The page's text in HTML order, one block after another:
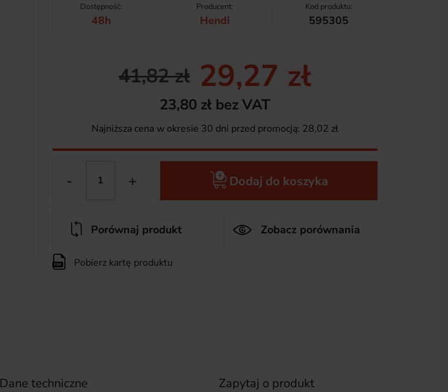
Dostępność:
48h
Producent:
Hendi
Kod produktu:
595305
41,82 zł 29,27 zł
23,80 zł bez VAT
Najniższa cena w okresie 30 dni przed promocją: 28,02 zł
- + Dodaj do koszyka
Porównaj produkt Zobacz porównania
Pobierz kartę produktu
Dane techniczne Zapytaj o produkt